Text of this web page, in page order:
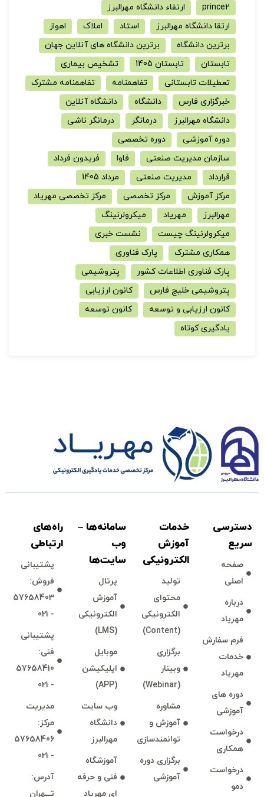
prince2
ارتقاء دانشگاه مهرالبرز
ارتقا دانشگاه مهرالبرز
استاد املاک
اهواز
برترین دانشگاه
برترین دانشگاه های آنلاین جهان
تابستان
تابستان 1405
تشخیص بیماری
تعطیلات تابستانی
تفاهمنامه
تفاهمنامه مشترک
خبرگزاری فارس
دانشگاه
دانشگاه آنلاین
دانشگاه مهرالبرز
درمانگر
درمانگر ناشی
دوره آموزشی
دوره تخصصی
سازمان مدیریت صنعتی
فاوا
فریدون فرداد
قرارداد
مدیریت صنعتی
مرداد 1405
مرکز آموزش
مرکز تخصصی
مرکز تخصصی مهریاد
مهرالبرز
مهریاد
میکرولرنینگ
میکرولرنینگ چیست
نشست خبری
همکاری مشترک
پارک فناوری
پارک فناوری اطلاعات کشور
پتروشیمی
پتروشیمی خلیج فارس
کانون ارزیابی
کانون ارزیابی و توسعه
کانون توسعه
یادگیری کوتاه
دسترسی
سريع
صفحه
اصلی
درباره
مهرياد
فرم سفارش
خدمات
مهرياد
دوره های
آموزشی
درخواست
همكاری
درخواست
دمو
خدمات
آموزش
الكترونیكی
توليد
محتوای
الكترونیكی
(Content)
برگزاری
وبينار
(Webinar)
مشاوره
آموزش و
توانمند‌‌سازی
برگزاری دوره
آموزشی
سامانه‌ها –
وب
سايت‌ها
پرتال
آموزش
الكترونیكی
(LMS)
موبايل
اپليكيشن
(APP)
وب سايت
دانشگاه
مهرالبرز
آموزشگاه
فنی و حرفه
ای مهرياد
راه‌های
ارتباطی
پشتيبانی
فروش:
57658403
- 021
پشتيبانی
فنی:
57658410
- 021
مديريت
مركز:
57658406
- 021
آدرس:
تـــهران